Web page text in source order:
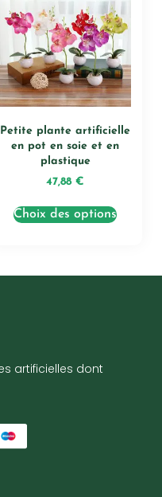
Petite plante artificielle
en pot en soie et en
plastique
47,88 €
Choix des options
artificielles dont